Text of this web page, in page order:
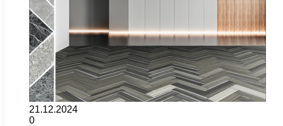
21.12.2024
0